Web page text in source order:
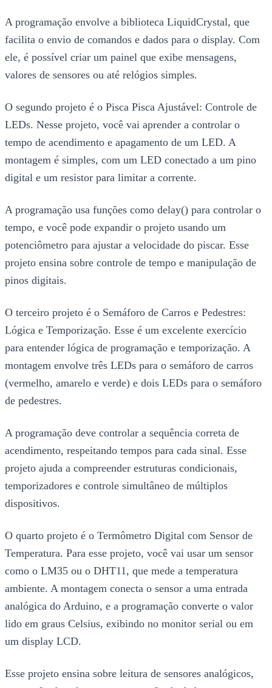
A programação envolve a biblioteca LiquidCrystal, que
facilita o envio de comandos e dados para o display. Com
ele, é possível criar um painel que exibe mensagens,
valores de sensores ou até relógios simples.
O segundo projeto é o Pisca Pisca Ajustável: Controle de
LEDs. Nesse projeto, você vai aprender a controlar o
tempo de acendimento e apagamento de um LED. A
montagem é simples, com um LED conectado a um pino
digital e um resistor para limitar a corrente.
A programação usa funções como delay() para controlar o
tempo, e você pode expandir o projeto usando um
potenciômetro para ajustar a velocidade do piscar. Esse
projeto ensina sobre controle de tempo e manipulação de
pinos digitais.
O terceiro projeto é o Semáforo de Carros e Pedestres:
Lógica e Temporização. Esse é um excelente exercício
para entender lógica de programação e temporização. A
montagem envolve três LEDs para o semáforo de carros
(vermelho, amarelo e verde) e dois LEDs para o semáforo
de pedestres.
A programação deve controlar a sequência correta de
acendimento, respeitando tempos para cada sinal. Esse
projeto ajuda a compreender estruturas condicionais,
temporizadores e controle simultâneo de múltiplos
dispositivos.
O quarto projeto é o Termômetro Digital com Sensor de
Temperatura. Para esse projeto, você vai usar um sensor
como o LM35 ou o DHT11, que mede a temperatura
ambiente. A montagem conecta o sensor a uma entrada
analógica do Arduino, e a programação converte o valor
lido em graus Celsius, exibindo no monitor serial ou em
um display LCD.
Esse projeto ensina sobre leitura de sensores analógicos,